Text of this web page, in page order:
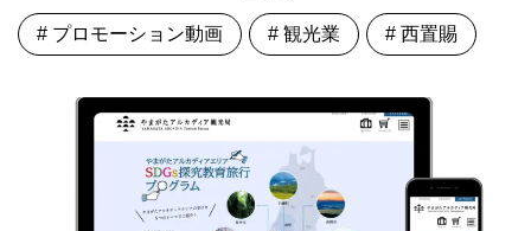
# プロモーション動画 # 観光業 # 西置賜